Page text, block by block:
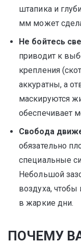
штапика и
мм может
Не бойтесь
приводит к
крепления
аккуратны, а
маскируются
обеспечивает
Свобода
обязательно
специальные
Небольшой
воздуха,
в жаркие дни.
ПОЧЕМУ